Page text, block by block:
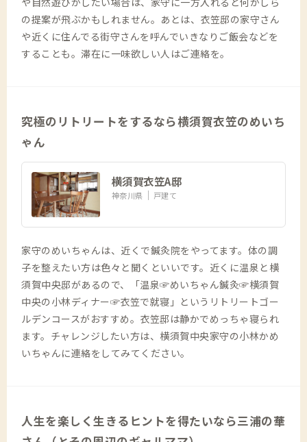
の提案が飛ぶかもしれません。あとは、衣笠邸の家守さん
や近くに住んでる街守さんを呼んでいきなりご飯会などを
することも。滞在に一味欲しい人はご連絡を。
究極のリトリートをするなら横須賀衣笠のめいち
ゃん
横須賀衣笠A邸
神奈川県 戸建て
家守のめいちゃんは、近くで鍼灸院をやってます。体の調
子を整えたい方は色々と聞くといいです。近くに温泉と横
須賀中央邸があるので、「温泉☞めいちゃん鍼灸☞横須賀
中央の小林ディナー☞衣笠で就寝」というリトリートゴー
ルデンコースがおすすめ。衣笠邸は静かでめっちゃ寝られ
ます。チャレンジしたい方は、横須賀中央家守の小林かめ
いちゃんに連絡をしてみてください。
人生を楽しく生きるヒントを得たいなら三浦の華